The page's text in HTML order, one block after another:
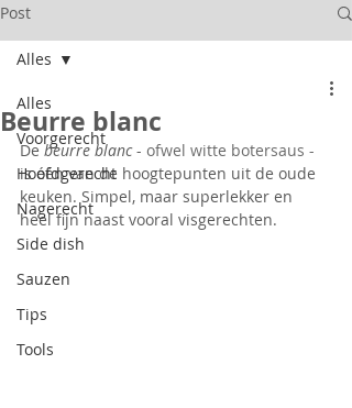
Post
Alles
Voorgerecht
Hoofdgerecht
Nagerecht
Side dish
Sauzen
Tips
Tools
Alles
Beurre blanc
De beurre blanc - ofwel witte botersaus -
is één van de hoogtepunten uit de oude
keuken. Simpel, maar superlekker en
heel fijn naast vooral visgerechten.